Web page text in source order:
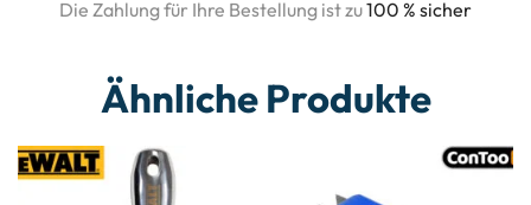
Die Zahlung für Ihre Bestellung ist zu100 % sicher
Ähnliche Produkte